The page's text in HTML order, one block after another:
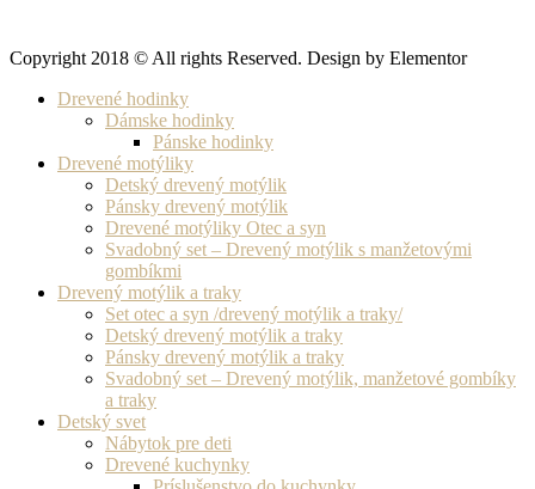
Copyright 2018 © All rights Reserved. Design by Elementor
Drevené hodinky
Dámske hodinky
Pánske hodinky
Drevené motýliky
Detský drevený motýlik
Pánsky drevený motýlik
Drevené motýliky Otec a syn
Svadobný set – Drevený motýlik s manžetovými
gombíkmi
Drevený motýlik a traky
Set otec a syn /drevený motýlik a traky/
Detský drevený motýlik a traky
Pánsky drevený motýlik a traky
Svadobný set – Drevený motýlik, manžetové gombíky
a traky
Detský svet
Nábytok pre deti
Drevené kuchynky